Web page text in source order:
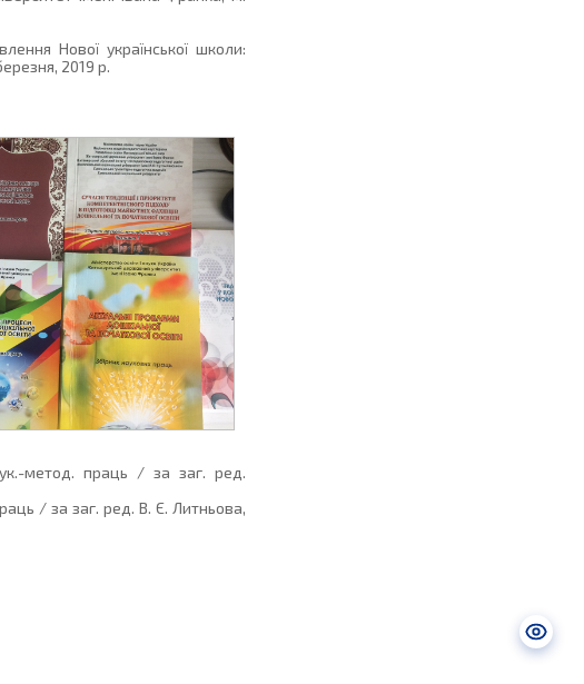
Нової української школи:
2019 р.
метод. праць / за заг. ред.
/ за заг. ред. В. Є. Литньова,